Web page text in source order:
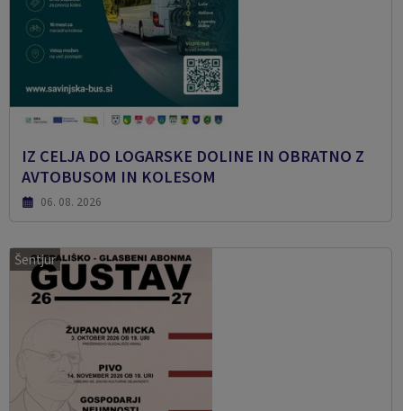
IZ CELJA DO LOGARSKE DOLINE IN OBRATNO Z
AVTOBUSOM IN KOLESOM
06. 08. 2026
Šentjur